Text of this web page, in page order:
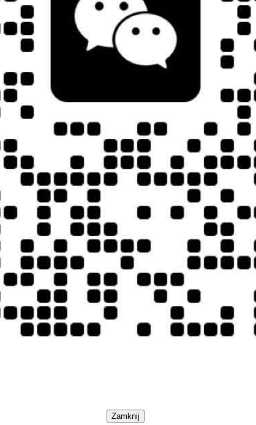
Zamknij